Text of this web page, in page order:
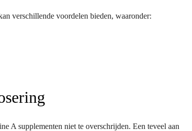
verschillende voordelen bieden, waaronder:
A supplementen niet te overschrijden. Een teveel aan